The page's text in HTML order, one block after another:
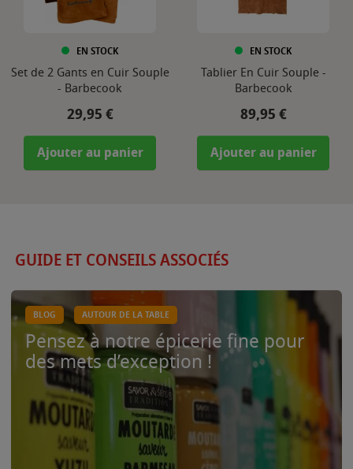
EN STOCK
Set de 2 Gants en Cuir Souple
- Barbecook
Prix
29,95 €
Ajouter au panier
EN STOCK
Tablier En Cuir Souple -
Barbecook
Prix
89,95 €
Ajouter au panier
GUIDE ET CONSEILS ASSOCIÉS
BLOG AUTOUR DE LA TABLE
Pensez à notre épicerie fine pour
des mets d’exception !